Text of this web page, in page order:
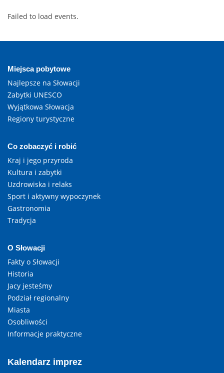
Failed to load events.
Miejsca pobytowe
Najlepsze na Słowacji
Zabytki UNESCO
Wyjątkowa Słowacja
Regiony turystyczne
Co zobaczyć i robić
Kraj i jego przyroda
Kultura i zabytki
Uzdrowiska i relaks
Sport i aktywny wypoczynek
Gastronomia
Tradycja
O Słowacji
Fakty o Słowacji
Historia
Jacy jesteśmy
Podział regionalny
Miasta
Osobliwości
Informacje praktyczne
Kalendarz imprez